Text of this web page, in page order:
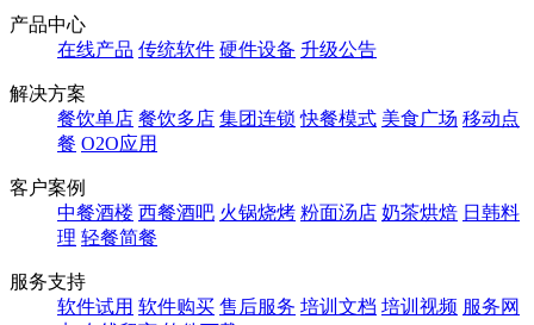
产品中心
在线产品 传统软件 硬件设备 升级公告
解决方案
餐饮单店 餐饮多店 集团连锁 快餐模式 美食广场 移动点
餐 O2O应用
客户案例
中餐酒楼 西餐酒吧 火锅烧烤 粉面汤店 奶茶烘焙 日韩料
理 轻餐简餐
服务支持
软件试用 软件购买 售后服务 培训文档 培训视频 服务网